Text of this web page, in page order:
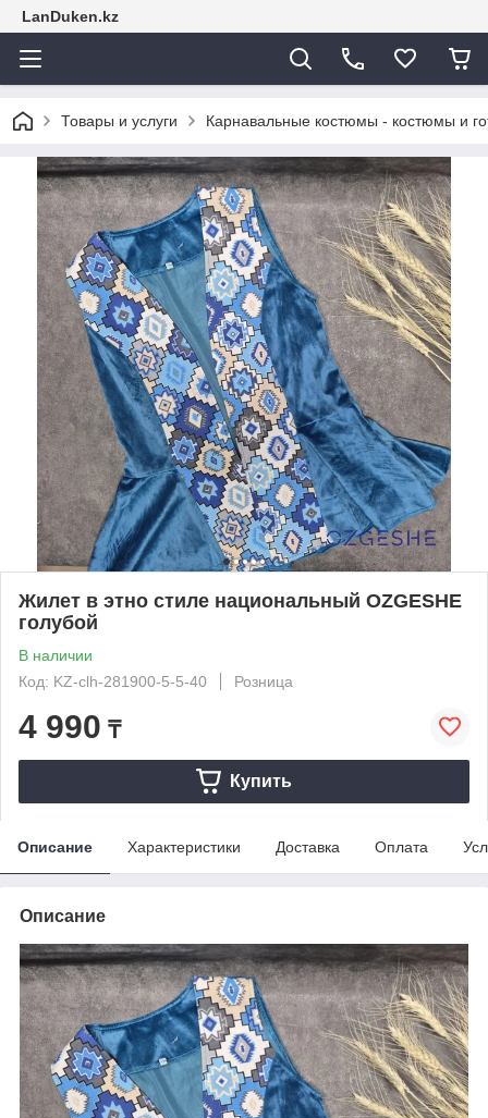
LanDuken.kz
Товары и услуги Карнавальные костюмы - костюмы и
Жилет в этно стиле национальный OZGESHE
голубой
В наличии
Код: KZ-clh-281900-5-5-40
Розница
4 990 ₸
Купить
Описание Характеристики Доставка Оплата
Описание